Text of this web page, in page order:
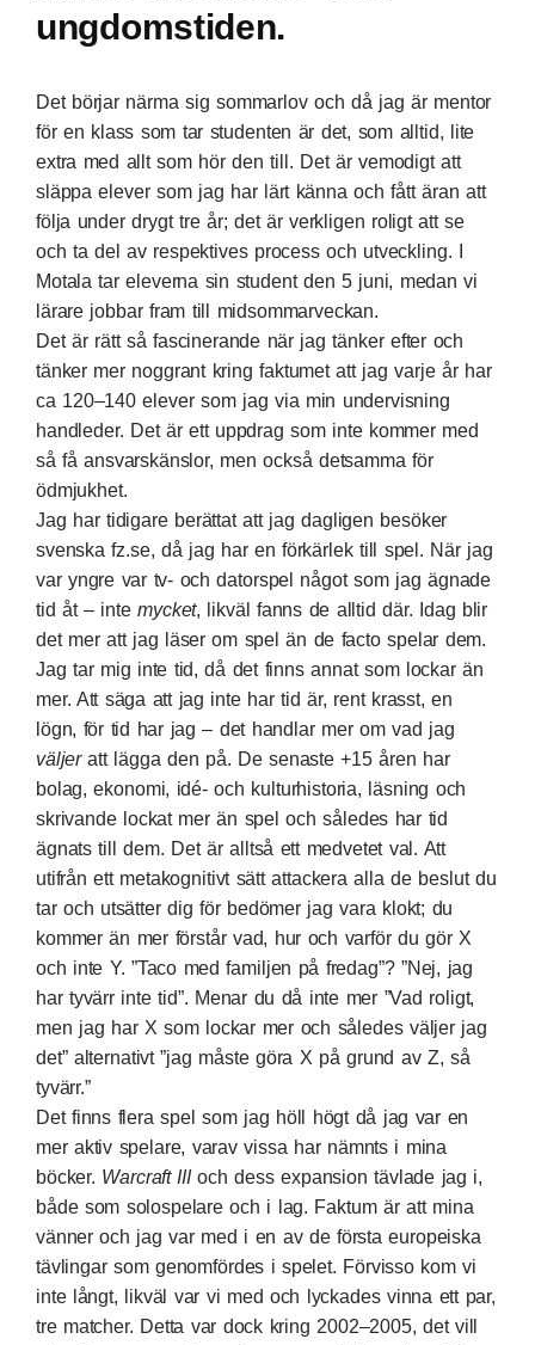
ungdomstiden.
Det börjar närma sig sommarlov och då jag är mentor
för en klass som tar studenten är det, som alltid, lite
extra med allt som hör den till. Det är vemodigt att
släppa elever som jag har lärt känna och fått äran att
följa under drygt tre år; det är verkligen roligt att se
och ta del av respektives process och utveckling. I
Motala tar eleverna sin student den 5 juni, medan vi
lärare jobbar fram till midsommarveckan.
Det är rätt så fascinerande när jag tänker efter och
tänker mer noggrant kring faktumet att jag varje år har
ca 120–140 elever som jag via min undervisning
handleder. Det är ett uppdrag som inte kommer med
så få ansvarskänslor, men också detsamma för
ödmjukhet.
Jag har tidigare berättat att jag dagligen besöker
svenskafz.se, då jag har en förkärlek till spel. När jag
var yngre var tv- och datorspel något som jag ägnade
tid åt – intemycket, likväl fanns de alltid där. Idag blir
det mer att jag läser om spel än de facto spelar dem.
Jag tar mig inte tid, då det finns annat som lockar än
mer. Att säga att jag inte har tid är, rent krasst, en
lögn, för tid har jag – det handlar mer om vad jag
väljeratt lägga den på. De senaste +15 åren har
bolag, ekonomi, idé- och kulturhistoria, läsning och
skrivande lockat mer än spel och således har tid
ägnats till dem. Det är alltså ett medvetet val. Att
utifrån ett metakognitivt sätt attackera alla de beslut du
tar och utsätter dig för bedömer jag vara klokt; du
kommer än mer förstår vad, hur och varför du gör X
och inte Y. ”Taco med familjen på fredag”? ”Nej, jag
har tyvärr inte tid”. Menar du då inte mer ”Vad roligt,
men jag har X som lockar mer och således väljer jag
det” alternativt ”jag måste göra X på grund av Z, så
tyvärr.”
Det finns flera spel som jag höll högt då jag var en
mer aktiv spelare, varav vissa har nämnts i mina
böcker. Warcraft IIIoch dess expansion tävlade jag i,
både som solospelare och i lag. Faktum är att mina
vänner och jag var med i en av de första europeiska
tävlingar som genomfördes i spelet. Förvisso kom vi
inte långt, likväl var vi med och lyckades vinna ett par,
tre matcher. Detta var dock kring 2002–2005, det vill